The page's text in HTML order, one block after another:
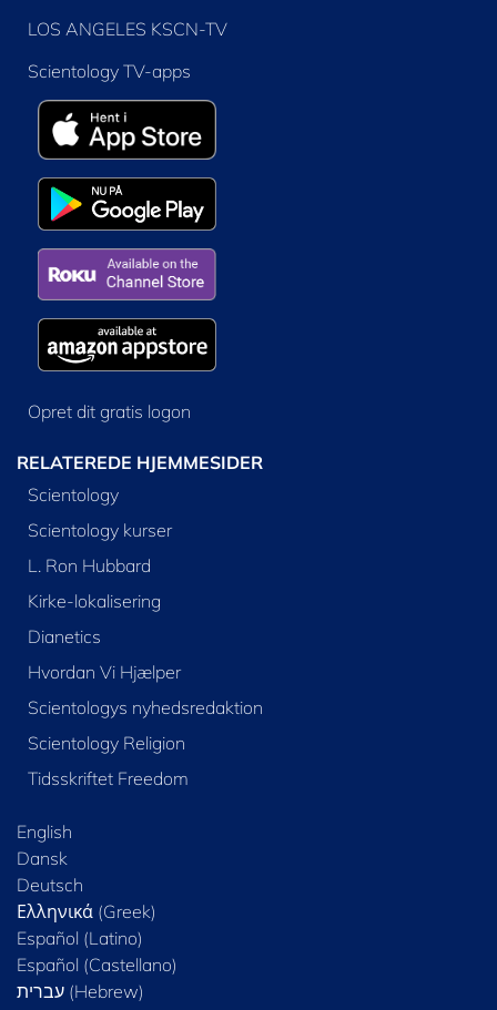
LOS ANGELES KSCN-TV
Scientology TV-apps
Opret dit gratis logon
RELATEREDE HJEMMESIDER
Scientology
Scientology kurser
L. Ron Hubbard
Kirke-lokalisering
Dianetics
Hvordan Vi Hjælper
Scientologys nyhedsredaktion
Scientology Religion
Tidsskriftet Freedom
English
Dansk
Deutsch
Ελληνικά (Greek)
Español (Latino)
Español (Castellano)